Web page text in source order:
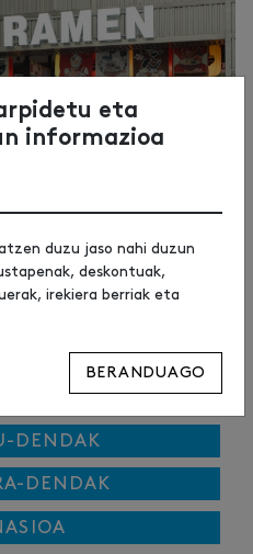
DENDAK
DENDAK
eta
informazioa
duzu jaso nahi duzun
deskontuak,
irekiera berriak eta
BERANDUAGO